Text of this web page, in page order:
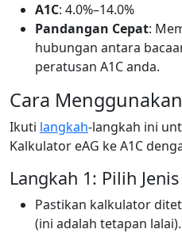
A1C: 4.0%–14.0%
Pandangan Cepat:
hubungan antara
peratusan A1C anda.
Cara
Ikuti langkah-langkah ini
Kalkulator eAG ke A1C
Langkah 1: Pilih
Pastikan kalkulator
(ini adalah tetapan lalai).